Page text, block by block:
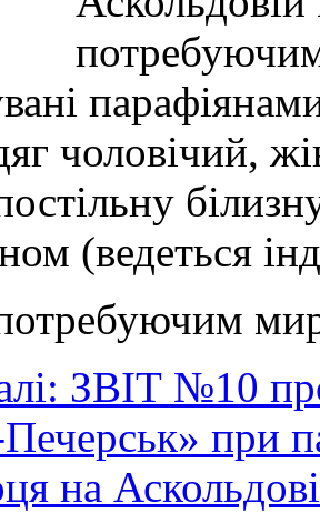
чоловічий,
(ведеться
ЗВІТ №10
Печерськ» при
на